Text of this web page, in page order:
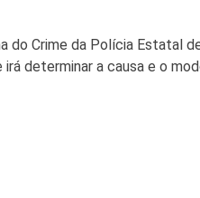
do Crime da Polícia Estatal
determinar a causa e o